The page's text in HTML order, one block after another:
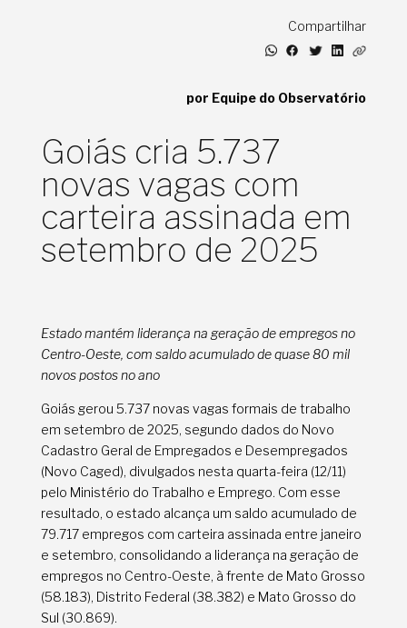
Compartilhar
por Equipe do Observatório
Goiás cria 5.737
novas vagas com
carteira assinada em
setembro de 2025
Estado mantém liderança na geração de empregos no
Centro-Oeste, com saldo acumulado de quase 80 mil
novos postos no ano
Goiás gerou 5.737 novas vagas formais de trabalho
em setembro de 2025, segundo dados do Novo
Cadastro Geral de Empregados e Desempregados
(Novo Caged), divulgados nesta quarta-feira (12/11)
pelo Ministério do Trabalho e Emprego. Com esse
resultado, o estado alcança um saldo acumulado de
79.717 empregos com carteira assinada entre janeiro
e setembro, consolidando a liderança na geração de
empregos no Centro-Oeste, à frente de Mato Grosso
(58.183), Distrito Federal (38.382) e Mato Grosso do
Sul (30.869).